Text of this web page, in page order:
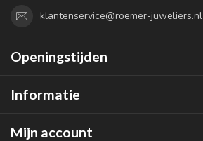
klantenservice@roemer-juweliers.nl
Openingstijden
Informatie
Mijn account